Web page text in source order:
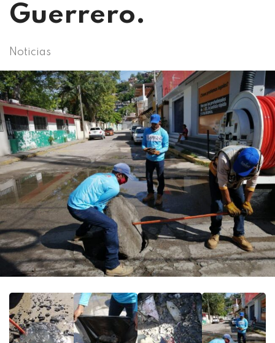
Guerrero.
Noticias